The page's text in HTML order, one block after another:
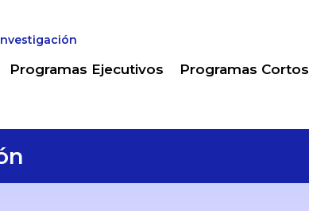
Programas Ejecutivos Programas Cortos